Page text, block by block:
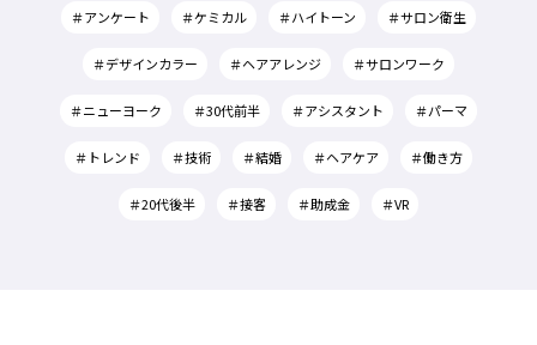
＃アンケート ＃ケミカル ＃ハイトーン ＃サロン衛生
＃デザインカラー ＃ヘアアレンジ ＃サロンワーク
＃ニューヨーク ＃30代前半 ＃アシスタント ＃パーマ
＃トレンド ＃技術 ＃結婚 ＃ヘアケア ＃働き方
＃20代後半 ＃接客 ＃助成金 ＃VR